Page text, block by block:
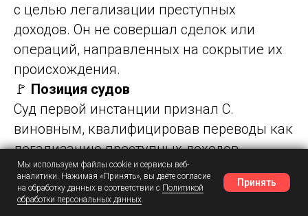
с целью легализации преступных
доходов. Он не совершал сделок или
операций, направленных на сокрытие их
происхождения.
🚩 Позиция судов
Суд первой инстанции признал С.
виновным, квалифицировав переводы как
легализацию преступных доходов.
Прокуратура оспорила этот вывод,
указывая на отсутствие доказательств
цели вовлечения денег в легальный
Мы используем файлы cookie и сервисы веб-
аналитики. Нажимая «Принять», вы даёте согласие
на обработку данных в соответствии с Политикой
обработки персональных данных.
Принять
Наш Telegram Шансы